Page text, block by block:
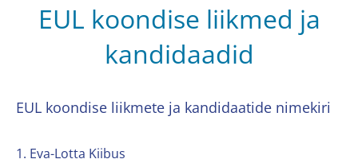
EUL koondise liikmed ja
kandidaadid
EUL koondise liikmete ja kandidaatide nimekiri
1. Eva-Lotta Kiibus